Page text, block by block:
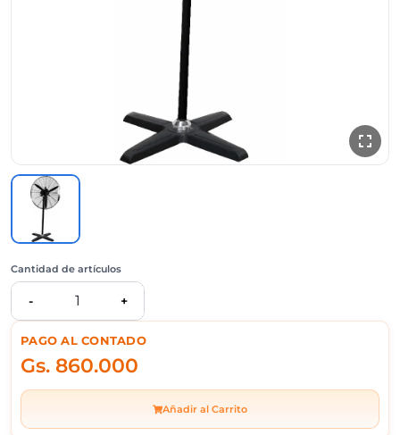
PAGO AL CONTADO
Gs. 860.000
Añadir al Carrito
Cantidad de artículos
- 1 +